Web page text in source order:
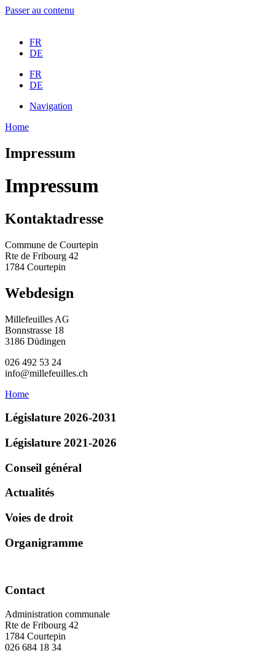
Passer au contenu
FR
DE
FR
DE
Navigation
Home
Impressum
Impressum
Kontaktadresse
Commune de Courtepin
Rte de Fribourg 42
1784 Courtepin
Webdesign
Millefeuilles AG
Bonnstrasse 18
3186 Düdingen
026 492 53 24
info@millefeuilles.ch
Home
Législature 2026-2031
Législature 2021-2026
Conseil général
Actualités
Voies de droit
Organigramme
Contact
Administration communale
Rte de Fribourg 42
1784 Courtepin
026 684 18 34